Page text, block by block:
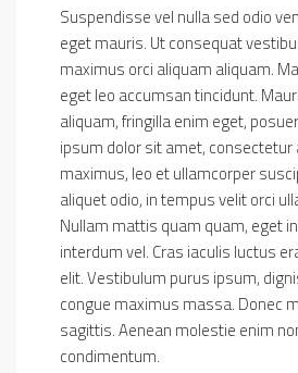
Suspendisse vel nulla sed odio
eget mauris. Ut consequat
maximus orci aliquam aliquam.
eget leo accumsan tincidunt.
aliquam, fringilla enim eget,
ipsum dolor sit amet, consectetur
maximus, leo et ullamcorper
aliquet odio, in tempus velit orci
Nullam mattis quam quam, eget
interdum vel. Cras iaculis luctus
elit. Vestibulum purus ipsum,
congue maximus massa. Donec
sagittis. Aenean molestie enim
condimentum.